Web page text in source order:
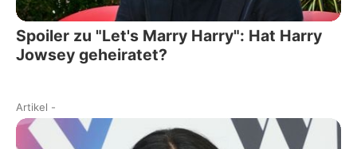
Spoiler zu "Let's Marry Harry": Hat Harry
Jowsey geheiratet?
Artikel -